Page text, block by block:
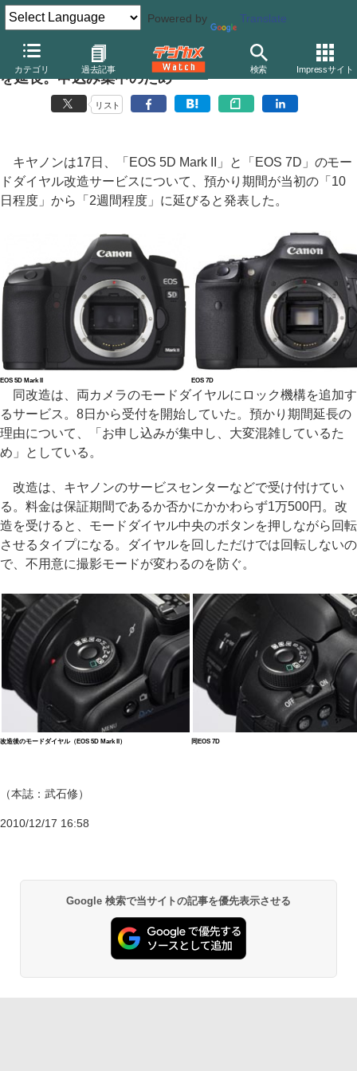
Powered by Translate
カテゴリ 過去記事 検索 Impressサイト
キヤノン、モードダイヤル改造サービスの預かり期間
を延長。申込み集中のため
リスト
キヤノンは17日、「EOS 5D Mark II」と「EOS 7D」のモー
ドダイヤル改造サービスについて、預かり期間が当初の「10
日程度」から「2週間程度」に延びると発表した。
EOS 5D Mark II EOS 7D
同改造は、両カメラのモードダイヤルにロック機構を追加す
るサービス。8日から受付を開始していた。預かり期間延長の
理由について、「お申し込みが集中し、大変混雑しているた
め」としている。
改造は、キヤノンのサービスセンターなどで受け付けてい
る。料金は保証期間であるか否かにかかわらず1万500円。改
造を受けると、モードダイヤル中央のボタンを押しながら回転
させるタイプになる。ダイヤルを回しただけでは回転しないの
で、不用意に撮影モードが変わるのを防ぐ。
改造後のモードダイヤル（EOS 5D Mark II） 同EOS 7D
（本誌：武石修）
2010/12/17 16:58
Google 検索で当サイトの記事を優先表示させる